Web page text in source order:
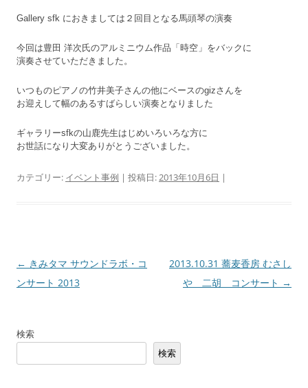
Gallery sfk におきましては２回目となる馬頭琴の演奏
今回は豊田 洋次氏のアルミニウム作品「時空」をバックに
演奏させていただきました。
いつものピアノの竹井美子さんの他にベースのgizさんを
お迎えして幅のあるすばらしい演奏となりました
ギャラリーsfkの山鹿先生はじめいろいろな方に
お世話になり大変ありがとうございました。
カテゴリー: イベント事例 | 投稿日:2013年10月6日 |
投
稿
ゲ
← きみタマ サウンドラボ・コ
ンサート 2013
2013.10.31 蕎麦香房 むさし
や 二胡 コンサート →
検索
検索